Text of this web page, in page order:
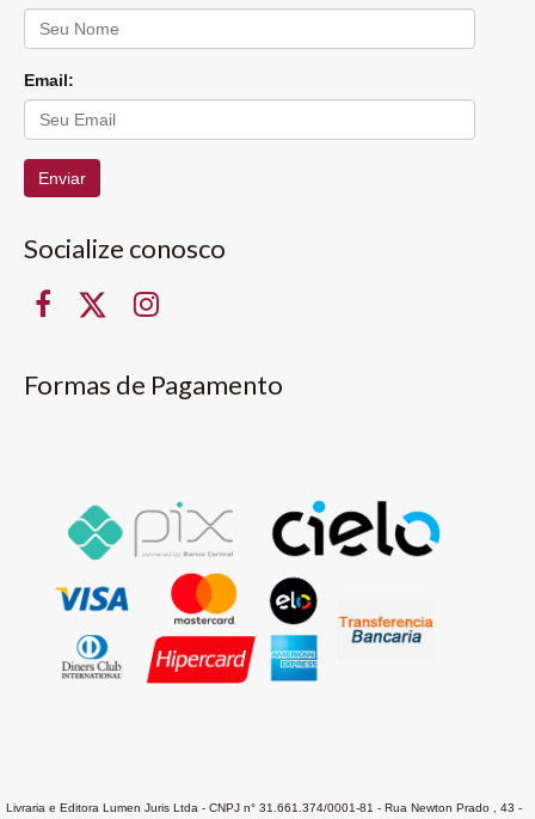
Email:
Enviar
Socialize conosco
Formas de Pagamento
Livraria e Editora Lumen Juris Ltda - CNPJ n° 31.661.374/0001-81 - Rua Newton Prado , 43 -